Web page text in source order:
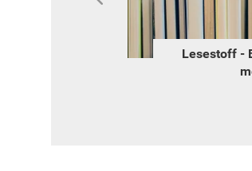
Lesestoff -